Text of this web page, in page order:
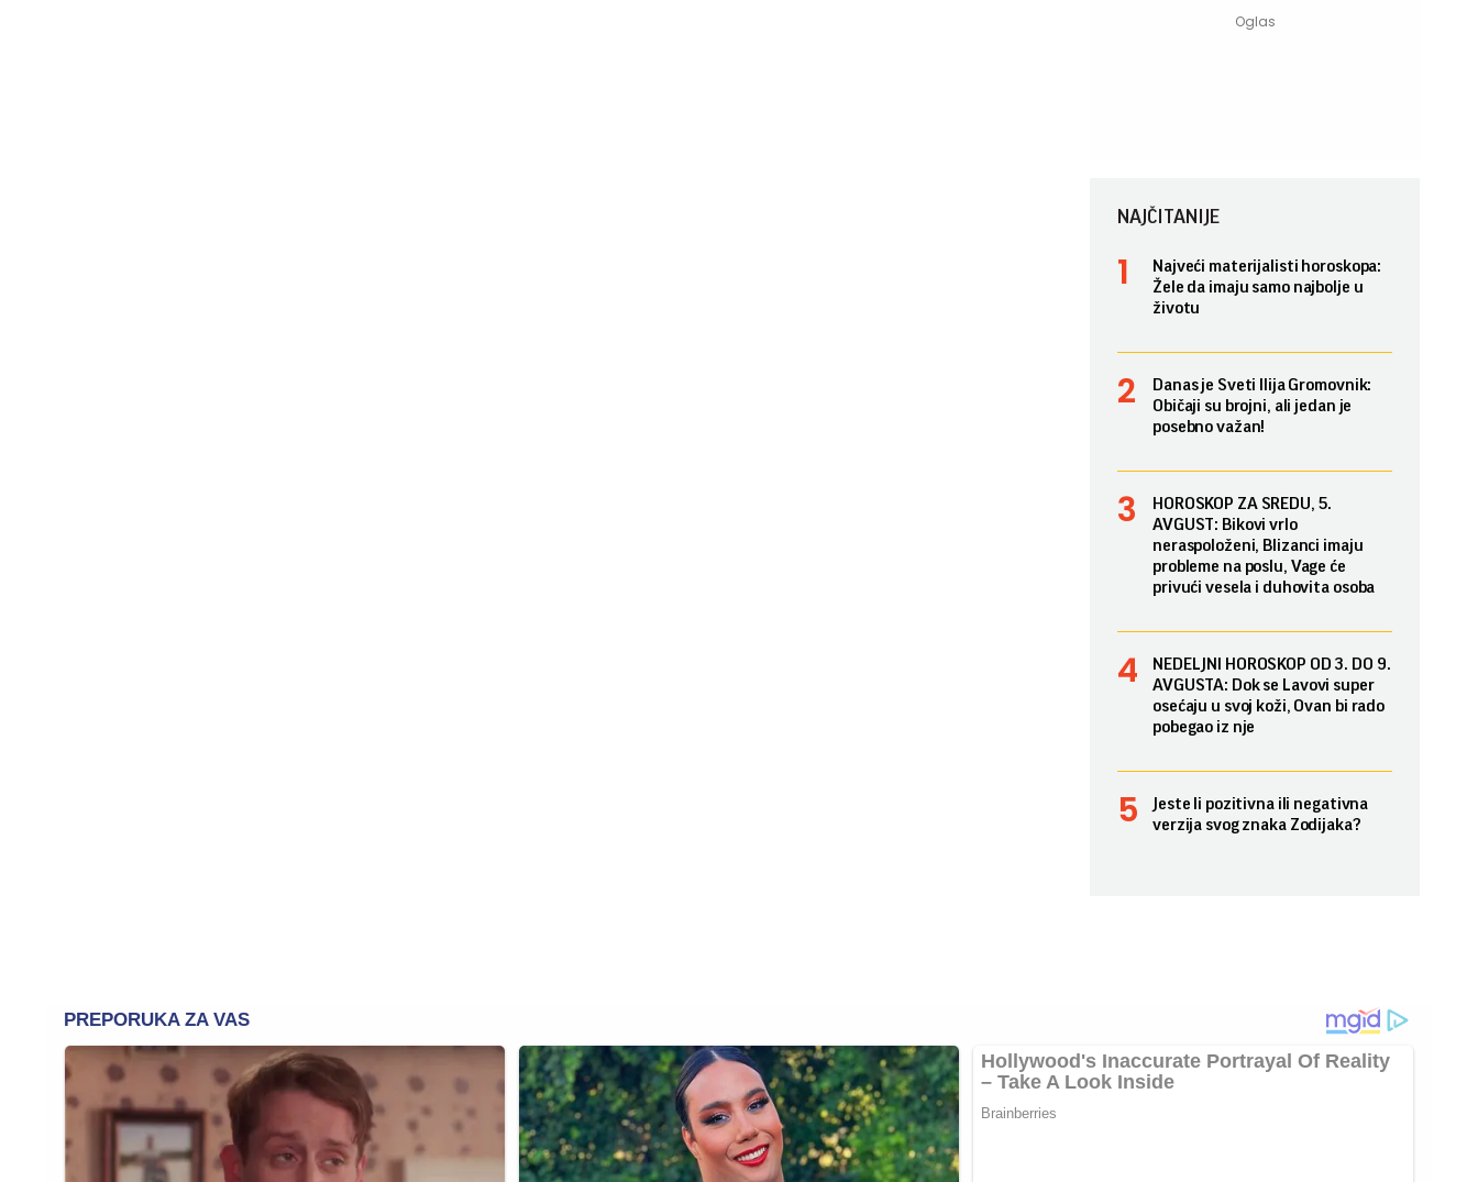
NAJČITANIJE
Najveći materijalisti horoskopa:
Žele da imaju samo najbolje u
životu
Danas je Sveti Ilija Gromovnik:
Običaji su brojni, ali jedan je
posebno važan!
HOROSKOP ZA SREDU, 5.
AVGUST: Bikovi vrlo
neraspoloženi, Blizanci imaju
probleme na poslu, Vage će
privući vesela i duhovita osoba
NEDELJNI HOROSKOP OD 3. DO 9.
AVGUSTA: Dok se Lavovi super
osećaju u svoj koži, Ovan bi rado
pobegao iz nje
Jeste li pozitivna ili negativna
verzija svog znaka Zodijaka?